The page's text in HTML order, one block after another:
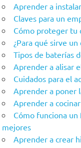
Aprender a
Claves para un
Cómo proteger tu
¿Para qué sirve
Tipos de baterías
Aprender a alisar
Cuidados para el
Aprender a poner
Aprender a
Cómo funciona
mejores
Aprender a crear